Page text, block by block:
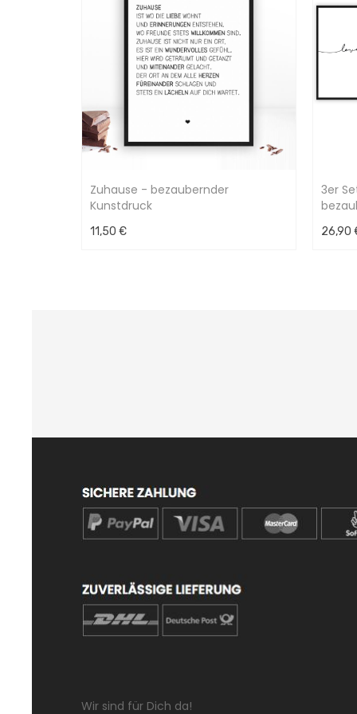
Zuhause - bezaubernder
Kunstdruck
11,50 €
3er
26,90
Wir sind für Dich da!